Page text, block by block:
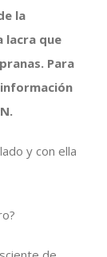
la
lacra que
Para
y con ella